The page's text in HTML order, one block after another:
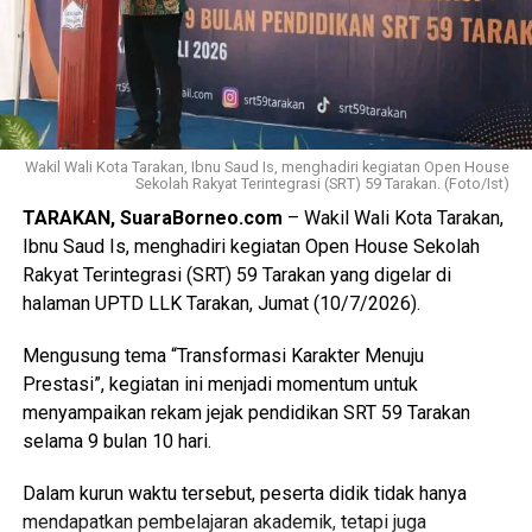
Messenger 0
Wakil Wali Kota Tarakan, Ibnu Saud Is, menghadiri kegiatan Open House
Sekolah Rakyat Terintegrasi (SRT) 59 Tarakan. (Foto/Ist)
TARAKAN, SuaraBorneo.com – Wakil Wali Kota Tarakan,
Ibnu Saud Is, menghadiri kegiatan Open House Sekolah
Rakyat Terintegrasi (SRT) 59 Tarakan yang digelar di
halaman UPTD LLK Tarakan, Jumat (10/7/2026).
Mengusung tema “Transformasi Karakter Menuju
Prestasi”, kegiatan ini menjadi momentum untuk
menyampaikan rekam jejak pendidikan SRT 59 Tarakan
selama 9 bulan 10 hari.
Dalam kurun waktu tersebut, peserta didik tidak hanya
mendapatkan pembelajaran akademik, tetapi juga